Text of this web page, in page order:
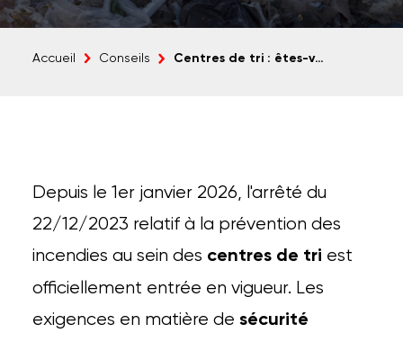
Accueil Conseils Centres de tri : êtes-vous conforme au 01/01/2026 ?
Depuis le 1er janvier 2026, l'arrêté du
22/12/2023 relatif à la prévention des
incendies au sein des centres de tri est
officiellement entrée en vigueur. Les
exigences en matière de sécurité